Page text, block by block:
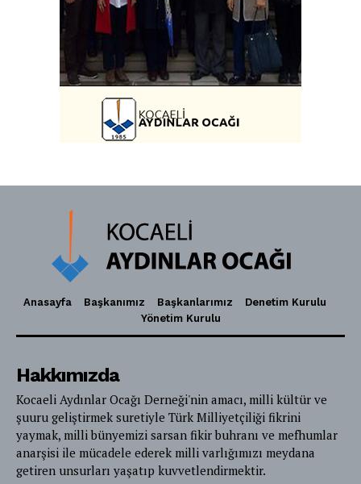
Anasayfa Başkanımız Başkanlarımız
Denetim Kurulu
Yönetim Kurulu
Hakkımızda
Kocaeli Aydınlar Ocağı Derneği'nin amacı, milli kültür ve
şuuru geliştirmek suretiyle Türk Milliyetçiliği fikrini
yaymak, milli bünyemizi sarsan fikir buhranı ve mefhumlar
anarşisi ile mücadele ederek milli varlığımızı meydana
getiren unsurları yaşatıp kuvvetlendirmektir.